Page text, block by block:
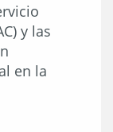
y las
en la